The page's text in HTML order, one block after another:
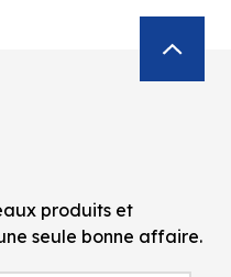
produits et
seule bonne affaire.